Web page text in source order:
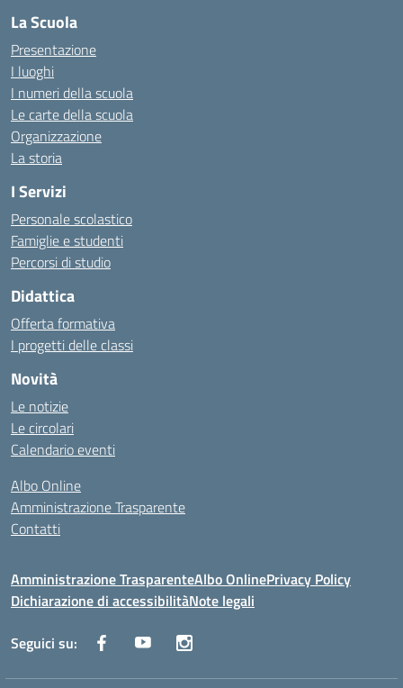
La Scuola
Presentazione
I luoghi
I numeri della scuola
Le carte della scuola
Organizzazione
La storia
I Servizi
Personale scolastico
Famiglie e studenti
Percorsi di studio
Didattica
Offerta formativa
I progetti delle classi
Novità
Le notizie
Le circolari
Calendario eventi
Albo Online
Amministrazione Trasparente
Contatti
Amministrazione TrasparenteAlbo OnlinePrivacy Policy
Dichiarazione di accessibilitàNote legali
Seguici su: